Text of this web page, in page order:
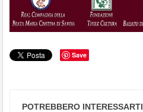
Save
POTREBBERO INTERESSARTI